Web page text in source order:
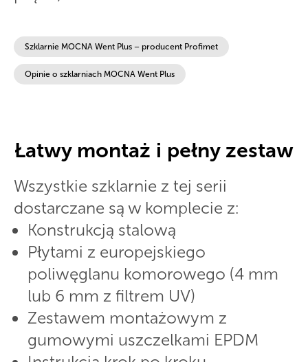
Szklarnie MOCNA Went Plus – producent Profimet
Opinie o szklarniach MOCNA Went Plus
Łatwy montaż i pełny zestaw
Wszystkie szklarnie z tej serii
dostarczane są w komplecie z:
Konstrukcją stalową
Płytami z europejskiego
poliwęglanu komorowego (4 mm
lub 6 mm z filtrem UV)
Zestawem montażowym z
gumowymi uszczelkami EPDM